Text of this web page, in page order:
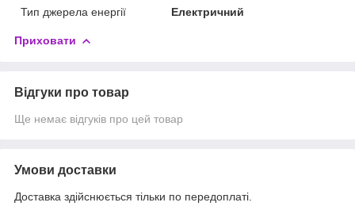
Тип джерела енергії
Електричний
Приховати
Відгуки про товар
Ще немає відгуків про цей товар
Умови доставки
Доставка здійснюється тільки по передоплаті.